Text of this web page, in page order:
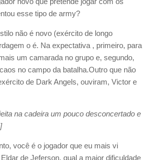
esse tipo de army?
não é novo (exército de longo
o é. Na expectativa , primeiro, para
um camarada no grupo e, segundo,
no campo da batalha.Outro que não
de Dark Angels, ouviram, Victor e
na cadeira um pouco desconcertado e
você é o jogador que eu mais vi
de Jeferson, qual a maior dificuldade